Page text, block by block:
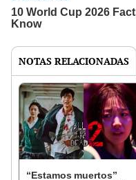
NOTAS RELACIONADAS
“Estamos muertos”